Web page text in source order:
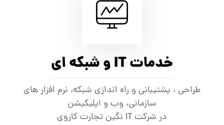
خدمات IT و شبکه ای
طراحی ، پشتیبانی و راه اندازی شبکه، نرم افزار های
سازمانی، وب و اپلیکیشن
در شرکت IT نگین تجارت کاروی